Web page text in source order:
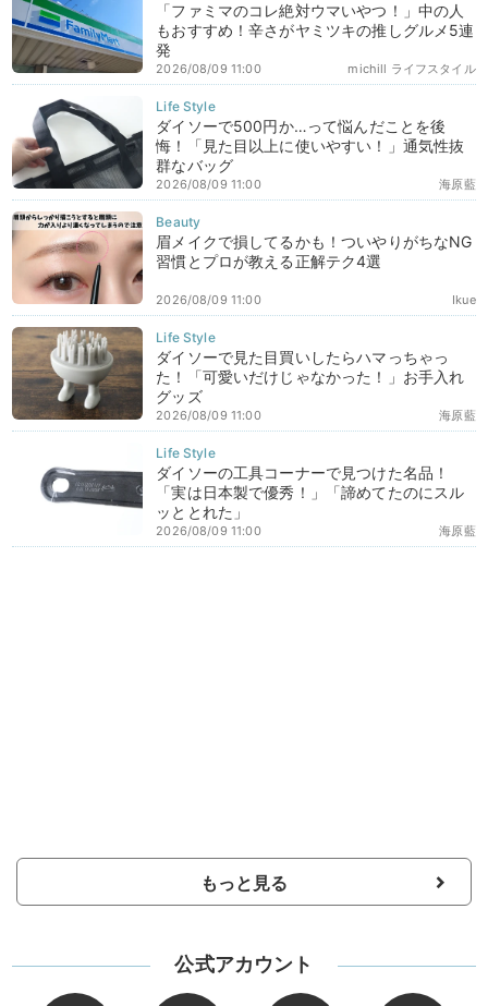
「ファミマのコレ絶対ウマいやつ！」中の人
もおすすめ！辛さがヤミツキの推しグルメ5連
発
michill ライフスタイル
2026/08/09 11:00
ダイソーで500円か…って悩んだことを後
悔！「見た目以上に使いやすい！」通気性抜
群なバッグ
海原藍
2026/08/09 11:00
眉メイクで損してるかも！ついやりがちなNG
習慣とプロが教える正解テク4選
Ikue
2026/08/09 11:00
ダイソーで見た目買いしたらハマっちゃっ
た！「可愛いだけじゃなかった！」お手入れ
グッズ
海原藍
2026/08/09 11:00
ダイソーの工具コーナーで見つけた名品！
「実は日本製で優秀！」「諦めてたのにスル
ッととれた」
海原藍
2026/08/09 11:00
もっと見る
公式アカウント